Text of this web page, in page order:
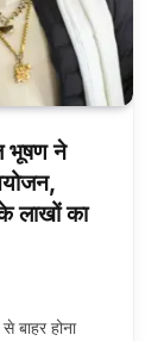
भूषण ने
लाखों का
बाहर होना